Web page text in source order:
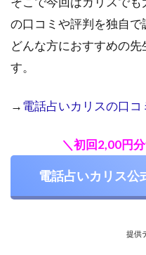
の口コミや評判を独自で
どんな方におすすめの
す。
→電話占いカリスの口
＼初回2,00円
電話占いカリス公
提供